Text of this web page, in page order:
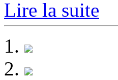
Lire la suite